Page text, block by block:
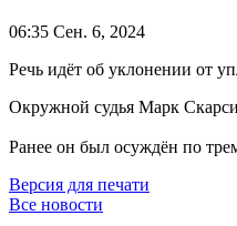
06:35 Сен. 6, 2024
Речь идёт об уклонении от
Окружной судья Марк
Ранее он был осуждён по
Версия для печати
Все новости